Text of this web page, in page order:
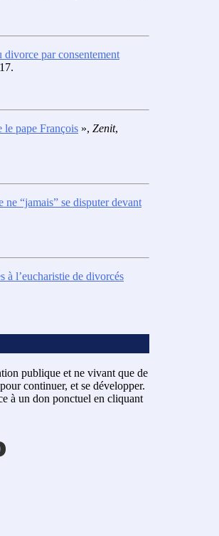
divorce par consentement
le pape François », Zenit,
ne “jamais” se disputer devant
à l’eucharistie de divorcés
publique et ne vivant que de
continuer, et se développer.
à un don ponctuel en cliquant